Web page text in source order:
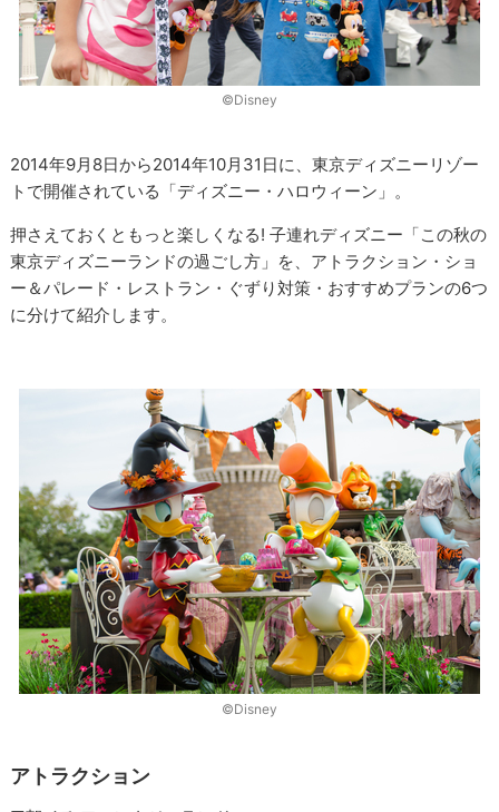
©Disney
2014年9月8日から2014年10月31日に、東京ディズニーリゾー
トで開催されている「ディズニー・ハロウィーン」。
押さえておくともっと楽しくなる! 子連れディズニー「この秋の
東京ディズニーランドの過ごし方」を、アトラクション・ショ
ー＆パレード・レストラン・ぐずり対策・おすすめプランの6つ
に分けて紹介します。
©Disney
アトラクション